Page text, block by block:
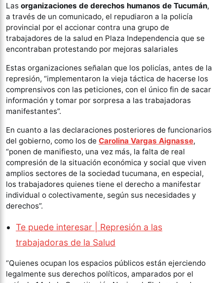
Las organizaciones de derechos humanos de Tucumán,
a través de un comunicado, el repudiaron a la policía
provincial por el accionar contra una grupo de
trabajadores de la salud en Plaza Independencia que se
encontraban protestando por mejoras salariales
Estas organizaciones señalan que los policías, antes de la
represión, “implementaron la vieja táctica de hacerse los
comprensivos con las peticiones, con el único fin de sacar
información y tomar por sorpresa a las trabajadoras
manifestantes”.
En cuanto a las declaraciones posteriores de funcionarios
del gobierno, como los de Carolina Vargas Aignasse,
“ponen de manifiesto, una vez más, la falta de real
compresión de la situación económica y social que viven
amplios sectores de la sociedad tucumana, en especial,
los trabajadores quienes tiene el derecho a manifestar
individual o colectivamente, según sus necesidades y
derechos”.
Te puede interesar | Represión a las
trabajadoras de la Salud
“Quienes ocupan los espacios públicos están ejerciendo
legalmente sus derechos políticos, amparados por el